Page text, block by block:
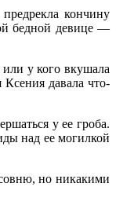
кончину
бедной девице —
у кого вкушала
давала что-
у ее гроба.
над ее могилкой
но никакими